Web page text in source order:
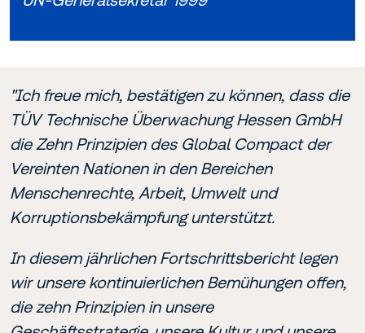
"Ich freue mich, bestätigen zu können, dass die
TÜV Technische Überwachung Hessen GmbH
die Zehn Prinzipien des Global Compact der
Vereinten Nationen in den Bereichen
Menschenrechte, Arbeit, Umwelt und
Korruptionsbekämpfung unterstützt.
In diesem jährlichen Fortschrittsbericht legen
wir unsere kontinuierlichen Bemühungen offen,
die zehn Prinzipien in unsere